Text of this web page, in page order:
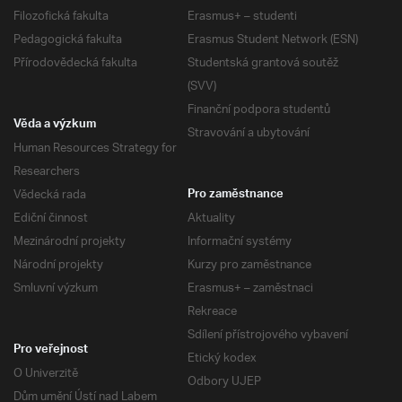
Filozofická fakulta
Pedagogická fakulta
Přírodovědecká fakulta
Erasmus+ – studenti
Erasmus Student Network (ESN)
Studentská grantová soutěž
(SVV)
Finanční podpora studentů
Stravování a ubytování
Věda a výzkum
Human Resources Strategy for
Researchers
Vědecká rada
Ediční činnost
Mezinárodní projekty
Národní projekty
Smluvní výzkum
Pro zaměstnance
Aktuality
Informační systémy
Kurzy pro zaměstnance
Erasmus+ – zaměstnaci
Rekreace
Sdílení přístrojového vybavení
Etický kodex
Odbory UJEP
Pro veřejnost
O Univerzitě